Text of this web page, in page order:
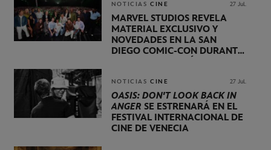
NOTICIAS CINE 27 Jul.
MARVEL STUDIOS REVELA
MATERIAL EXCLUSIVO Y
NOVEDADES EN LA SAN
DIEGO COMIC-CON DURANTE
NOTICIAS CINE 27 Jul.
OASIS: DON'T LOOK BACK IN
ANGER SE ESTRENARÁ EN EL
FESTIVAL INTERNACIONAL DE
CINE DE VENECIA